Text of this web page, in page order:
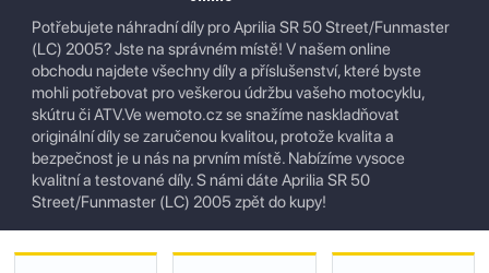
Potřebujete náhradní díly pro Aprilia SR 50 Street/Funmaster
(LC) 2005? Jste na správném místě! V našem online
obchodu najdete všechny díly a příslušenství, které byste
mohli potřebovat pro veškerou údržbu vašeho motocyklu,
skútru či ATV.Ve wemoto.cz se snažíme naskladňovat
originální díly se zaručenou kvalitou, protože kvalita a
bezpečnost je u nás na prvním místě. Nabízíme vysoce
kvalitní a testované díly. S námi dáte Aprilia SR 50
Street/Funmaster (LC) 2005 zpět do kupy!